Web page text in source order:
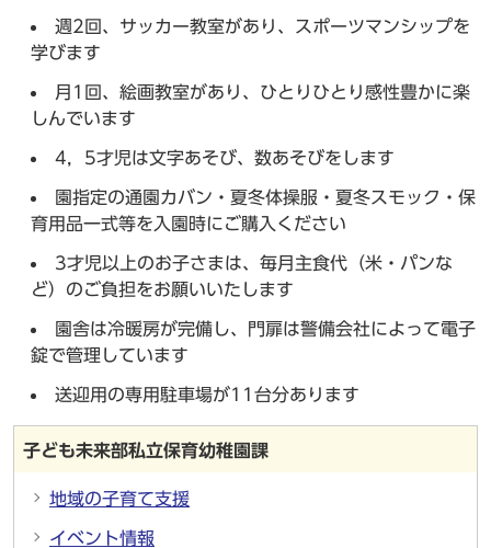
週2回、サッカー教室があり、スポーツマンシップを
学びます
月1回、絵画教室があり、ひとりひとり感性豊かに楽
しんでいます
4，5才児は文字あそび、数あそびをします
園指定の通園カバン・夏冬体操服・夏冬スモック・保
育用品一式等を入園時にご購入ください
3才児以上のお子さまは、毎月主食代（米・パンな
ど）のご負担をお願いいたします
園舎は冷暖房が完備し、門扉は警備会社によって電子
錠で管理しています
送迎用の専用駐車場が11台分あります
子ども未来部私立保育幼稚園課
地域の子育て支援
イベント情報